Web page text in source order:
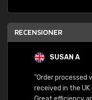
RECENSIONER
SUSAN A
"Order processed
received in the